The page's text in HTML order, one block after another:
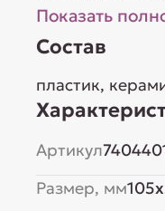
Показать
Состав
пластик,
Артикул
Размер, мм